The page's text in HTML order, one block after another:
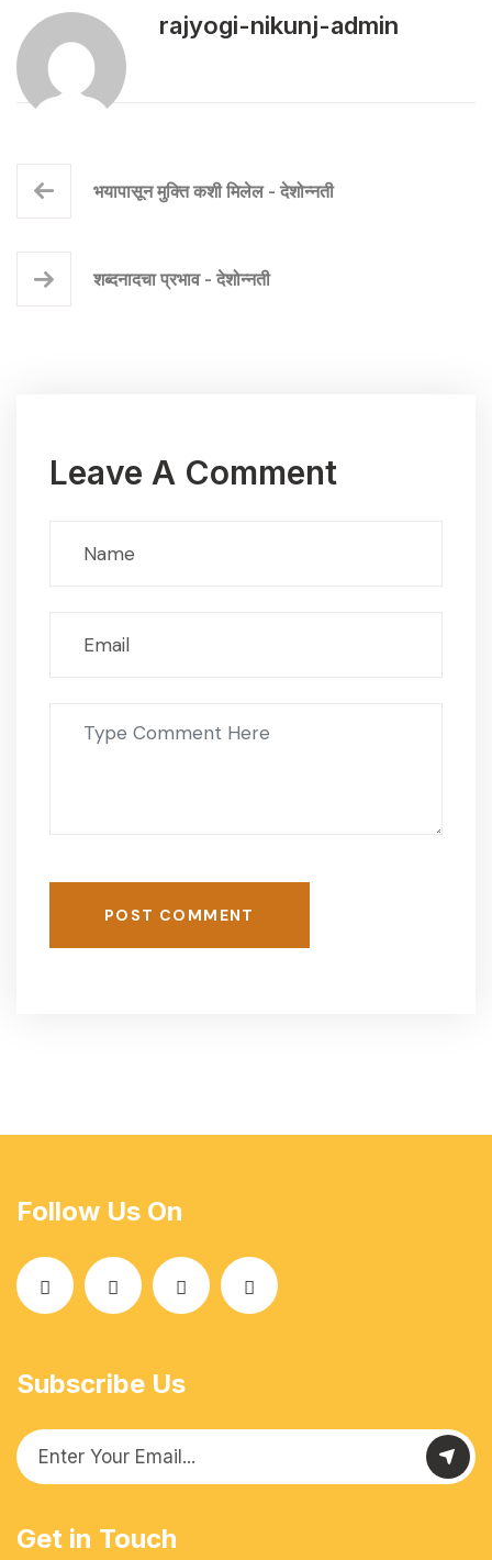
rajyogi-nikunj-admin
भयापासून मुक्ति कशी मिलेल - देशोन्नती
शब्दनादचा प्रभाव - देशोन्नती
Leave A Comment
POST COMMENT
Follow Us On
Subscribe Us
Get in Touch